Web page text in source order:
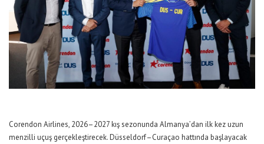
Corendon Airlines, 2026–2027 kış sezonunda Almanya’dan ilk kez uzun
menzilli uçuş gerçekleştirecek. Düsseldorf–Curaçao hattında başlayacak